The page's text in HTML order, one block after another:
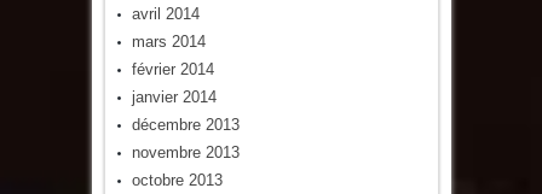
avril 2014
mars 2014
février 2014
janvier 2014
décembre 2013
novembre 2013
octobre 2013